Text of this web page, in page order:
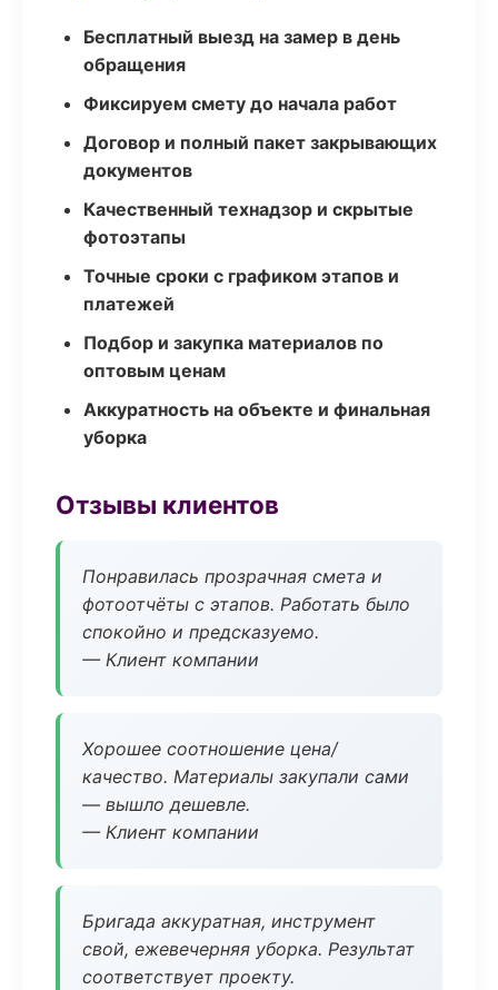
Бесплатный выезд на замер в день
обращения
Фиксируем смету до начала работ
Договор и полный пакет закрывающих
документов
Качественный технадзор и скрытые
фотоэтапы
Точные сроки с графиком этапов и
платежей
Подбор и закупка материалов по
оптовым ценам
Аккуратность на объекте и финальная
уборка
Отзывы клиентов
Понравилась прозрачная смета и
фотоотчёты с этапов. Работать было
спокойно и предсказуемо.
— Клиент компании
Хорошее соотношение цена/
качество. Материалы закупали сами
— вышло дешевле.
— Клиент компании
Бригада аккуратная, инструмент
свой, ежевечерняя уборка. Результат
соответствует проекту.